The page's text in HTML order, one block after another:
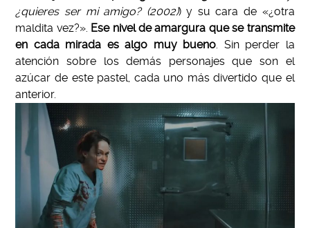
¿quieres ser mi amigo? (2002)) y su cara de «¿otra
maldita vez?». Ese nivel de amargura que se transmite
en cada mirada es algo muy bueno. Sin perder la
atención sobre los demás personajes que son el
azúcar de este pastel, cada uno más divertido que el
anterior.